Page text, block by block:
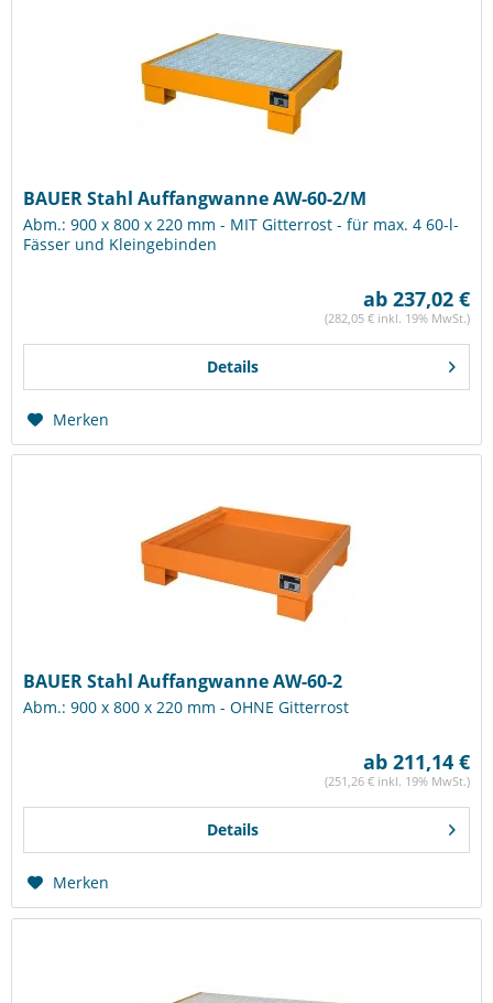
BAUER Stahl Auffangwanne AW-60-2/M
Abm.: 900 x 800 x 220 mm - MIT Gitterrost - für max. 4 60-l-
Fässer und Kleingebinden
ab 237,02 €
(282,05 € inkl. 19% MwSt.)
Details
Merken
BAUER Stahl Auffangwanne AW-60-2
Abm.: 900 x 800 x 220 mm - OHNE Gitterrost
ab 211,14 €
(251,26 € inkl. 19% MwSt.)
Details
Merken